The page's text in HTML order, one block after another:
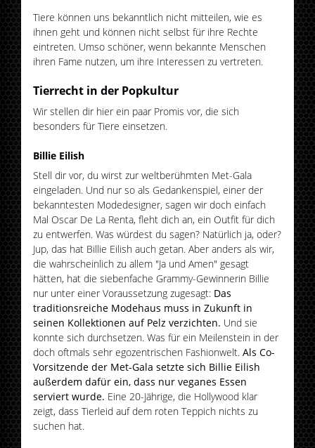
Tiere können uns bekanntlich nicht mitteilen, wie es
ihnen geht und können nicht selbst für ihre Rechte
eintreten. Umso schöner, wenn bekannte Menschen
ihren Fame nutzen, um ihre Interessen zu vertreten.
Tierrecht in der Popkultur
Wir stellen dir hier ein paar Promis vor, die sich
besonders für Tiere einsetzen.
Billie Eilish
Stell dir vor, du wirst zur weltberühmten Met-Gala
eingeladen. Und nur so als Gedankenspiel, einer der
bekanntesten Modedesigner, sagen wir doch einfach
Mal Oscar De La Renta, fleht dich an, ein Outfit für dich
zu entwerfen. Was würdest du sagen? Natürlich ja, oder?
Jup, das hat Billie Eilish auch getan. Aber anders als wir,
die wahrscheinlich zu allem "Ja und Amen" gesagt
hätten, hat die siebenfache Grammy-Gewinnerin Billie
nur unter einer Voraussetzung zugesagt: Das
traditionsreiche Modehaus muss in Zukunft in
seinen Kollektionen auf Pelz verzichten. Und sie
konnte sich durchsetzen. Was für ein Meilenstein in der
doch oftmals sehr egozentrischen Fashionwelt.Als Co-
Vorsitzende der Met-Gala setzte sich Billie Eilish
außerdem dafür ein, dass nur veganes Essen
serviert wurde. Eine 20-Jährige, die Hollywood klar
zeigt, dass Tierleid auf dem roten Teppich nichts zu
suchen hat.